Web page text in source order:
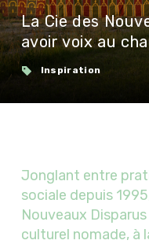
La Cie des
avoir voix au
Inspiration
Jonglant entre
sociale depuis
Nouveaux
culturel nomade, à